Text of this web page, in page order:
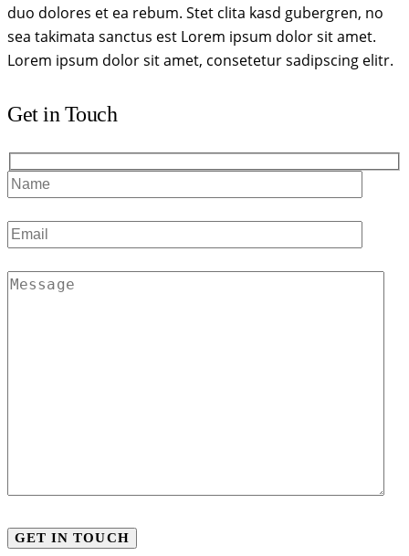
duo dolores et ea rebum. Stet clita kasd gubergren, no
sea takimata sanctus est Lorem ipsum dolor sit amet.
Lorem ipsum dolor sit amet, consetetur sadipscing elitr.
Get in Touch